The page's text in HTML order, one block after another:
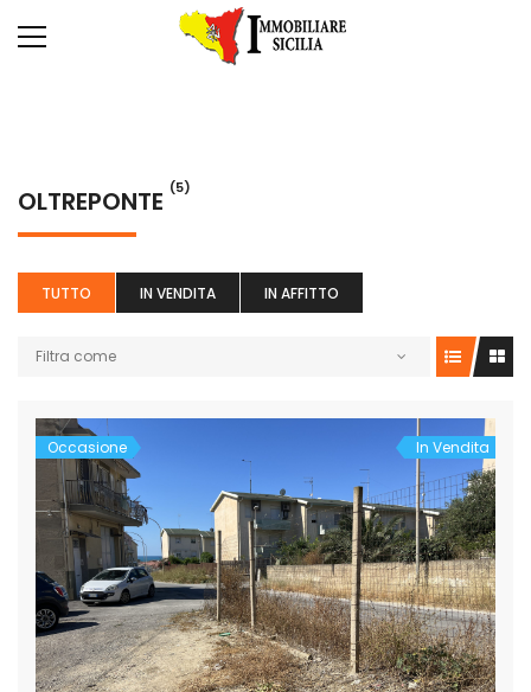
OLTREPONTE (5)
TUTTO IN VENDITA IN AFFITTO
Filtra come
Occasione In Vendita